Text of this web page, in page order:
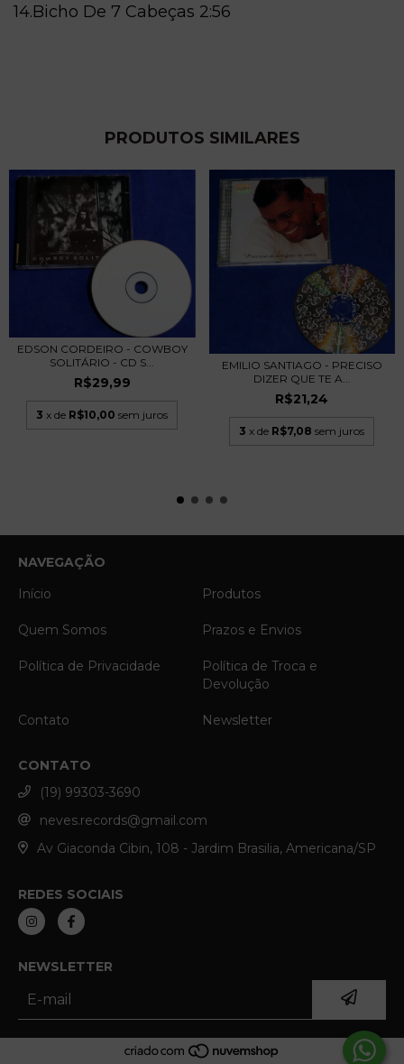
14.Bicho De 7 Cabeças 2:56
PRODUTOS SIMILARES
EDSON CORDEIRO - COWBOY
SOLITÁRIO - CD S...
R$29,99
3 x de R$10,00 sem juros
EMILIO SANTIAGO - PRECISO
DIZER QUE TE A...
R$21,24
3 x de R$7,08 sem juros
NAVEGAÇÃO
Início
Produtos
Quem Somos Prazos e Envios
Política de Privacidade
Política de Troca e
Devolução
Contato Newsletter
CONTATO
(19) 99303-3690
neves.records@gmail.com
Av Giaconda Cibin, 108 - Jardim Brasilia, Americana/SP
REDES SOCIAIS
NEWSLETTER